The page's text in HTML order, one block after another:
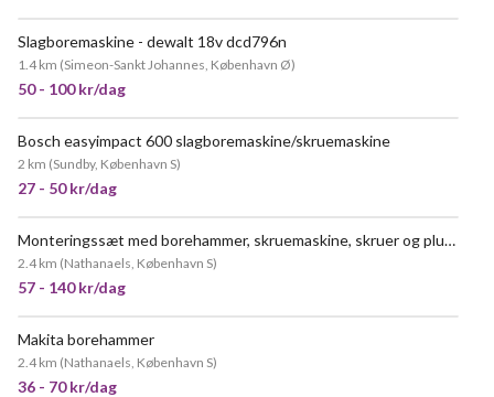
Slagboremaskine - dewalt 18v dcd796n
1.4 km (Simeon-Sankt Johannes, København Ø)
50 - 100 kr/dag
Bosch easyimpact 600 slagboremaskine/skruemaskine
2 km (Sundby, København S)
27 - 50 kr/dag
POPULÆR Monteringssæt med borehammer, skruemaskine, skruer og plugs
2.4 km (Nathanaels, København S)
57 - 140 kr/dag
Makita borehammer
2.4 km (Nathanaels, København S)
36 - 70 kr/dag